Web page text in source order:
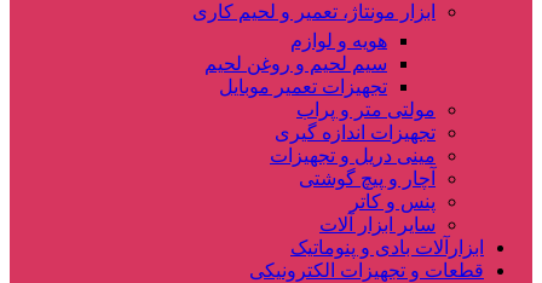
ابزار مونتاژ، تعمیر و لحیم کاری
هویه و لوازم
سیم لحیم و روغن لحیم
تجهیزات تعمیر موبایل
مولتی متر و پراب
تجهیزات اندازه گیری
مینی دریل و تجهیزات
آچار و پیچ گوشتی
پنس و کاتر
سایر ابزار آلات
ابزارآلات بادی و پنوماتیک
قطعات و تجهیزات الکترونیکی